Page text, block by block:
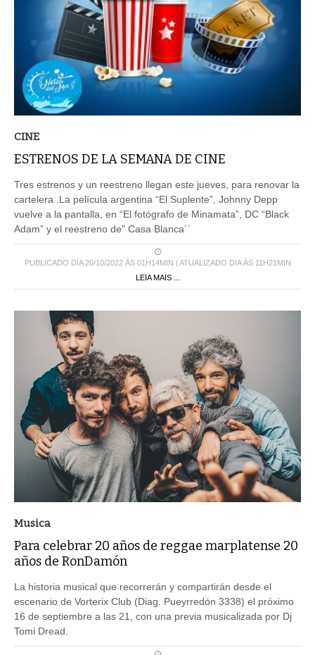
CINE
ESTRENOS DE LA SEMANA DE CINE
Tres estrenos y un reestreno llegan este jueves, para renovar la
cartelera .La película argentina “El Suplente”, Johnny Depp
vuelve a la pantalla, en “El fotógrafo de Minamata”, DC “Black
Adam” y el reestreno de" Casa Blanca´´
PUBLICADO DIA 20/10/2022 ÀS 01H14MIN | ATUALIZADO DIA ÀS 11H21MIN
LEIA MAIS ...
Musica
Para celebrar 20 años de reggae marplatense 20
años de RonDamón
La historia musical que recorrerán y compartirán desde el
escenario de Vorterix Club (Diag. Pueyrredón 3338) el próximo
16 de septiembre a las 21, con una previa musicalizada por Dj
Tomi Dread.